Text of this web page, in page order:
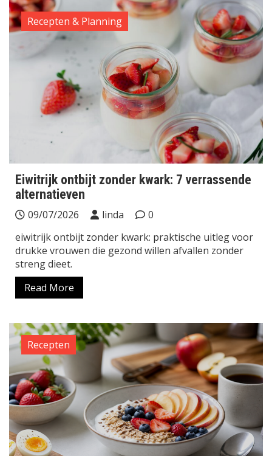
Recepten & Planning
Eiwitrijk ontbijt zonder kwark: 7 verrassende
alternatieven
09/07/2026 linda
0
eiwitrijk ontbijt zonder kwark: praktische uitleg voor
drukke vrouwen die gezond willen afvallen zonder
streng dieet.
Read More
Recepten